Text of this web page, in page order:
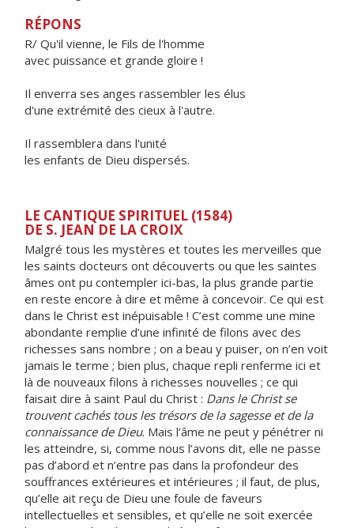
RÉPONS
R/ Qu'il vienne, le Fils de l'homme
avec puissance et grande gloire !
Il enverra ses anges rassembler les élus
d'une extrémité des cieux à l'autre.
Il rassemblera dans l'unité
les enfants de Dieu dispersés.
LE CANTIQUE SPIRITUEL (1584)
DE S. JEAN DE LA CROIX
Malgré tous les mystères et toutes les merveilles que
les saints docteurs ont découverts ou que les saintes
âmes ont pu contempler ici-bas, la plus grande partie
en reste encore à dire et même à concevoir. Ce qui est
dans le Christ est inépuisable ! C’est comme une mine
abondante remplie d’une infinité de filons avec des
richesses sans nombre ; on a beau y puiser, on n’en voit
jamais le terme ; bien plus, chaque repli renferme ici et
là de nouveaux filons à richesses nouvelles ; ce qui
faisait dire à saint Paul du Christ : Dans le Christ se
trouvent cachés tous les trésors de la sagesse et de la
connaissance de Dieu. Mais l’âme ne peut y pénétrer ni
les atteindre, si, comme nous l’avons dit, elle ne passe
pas d’abord et n’entre pas dans la profondeur des
souffrances extérieures et intérieures ; il faut, de plus,
qu’elle ait reçu de Dieu une foule de faveurs
intellectuelles et sensibles, et qu’elle ne soit exercée